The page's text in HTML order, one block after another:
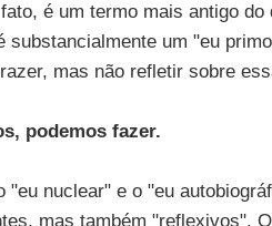
é um termo mais antigo do
substancialmente um "eu
mas não refletir sobre
podemos fazer.
nuclear" e o "eu
mas também "reflexivos".